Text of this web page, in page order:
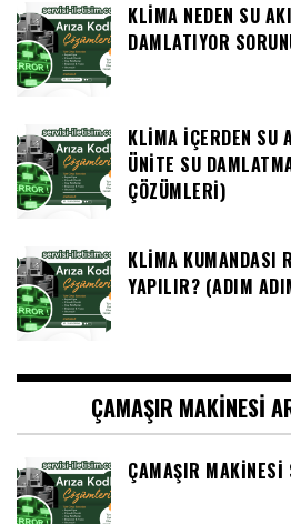
KLIMA NEDEN SU
DAMLATIYOR
KLIMA İÇERDEN SU
ÜNITE SU
ÇÖZÜMLERI)
KLIMA KUMANDASI
YAPILIR? (ADIM
ÇAMAŞIR MAKINESI
ÇAMAŞIR MAKINESI